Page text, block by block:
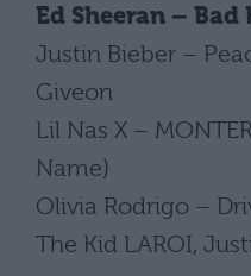
Ed Sheeran –
Justin Bieber –
Giveon
Lil Nas X –
Name)
Olivia Rodrigo –
The Kid LAROI,